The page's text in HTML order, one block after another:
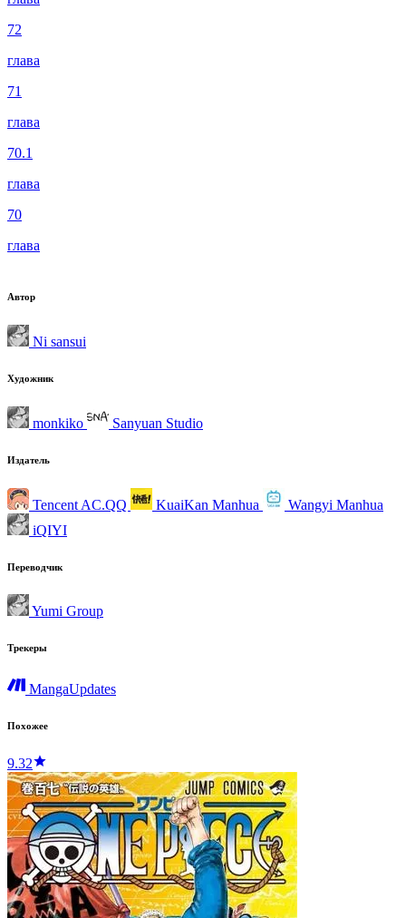
72
глава
71
глава
70.1
глава
70
глава
Автор
Ni sansui
Художник
monkiko Sanyuan Studio
Издатель
Tencent AC.QQ KuaiKan Manhua
Wangyi Manhua
iQIYI
Переводчик
Yumi Group
Трекеры
MangaUpdates
Похожее
9.32